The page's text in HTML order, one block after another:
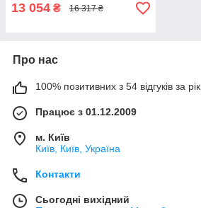
13 054 ₴ 16 317 ₴
Про нас
100% позитивних з 54 відгуків за рік
Працює з 01.12.2009
м. Київ
Київ, Київ, Україна
Контакти
Сьогодні вихідний